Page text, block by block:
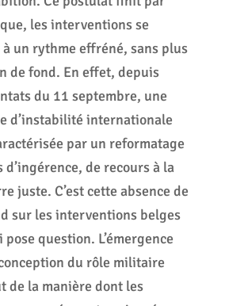
les interventions se
un rythme effréné, sans plus
de fond. En effet, depuis
du 11 septembre, une
d’instabilité internationale
par un reformatage
d’ingérence, de recours à la
juste. C’est cette absence de
sur les interventions belges
question. L’émergence
du rôle militaire
de la manière dont les